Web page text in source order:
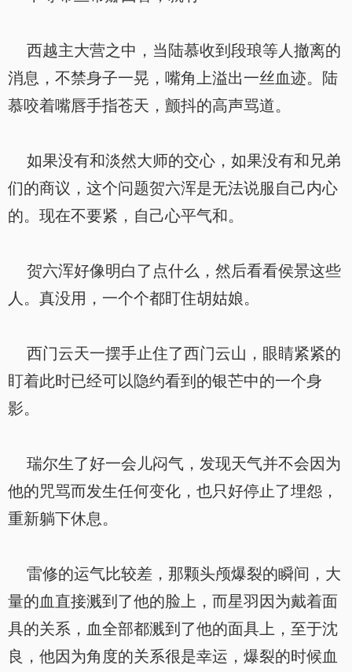
西越主大营之中，当陆慕收到段琅等人撤离的
消息，不禁身子一晃，嘴角上溢出一丝血迹。陆
慕咬着嘴唇手指苍天，颤抖的高声骂道。
如果没有和淡然大师的交心，如果没有和兄弟
们的商议，这个问题贺六浑是无法说服自己内心
的。现在不要紧，自己心平气和。
贺六浑好像明白了点什么，然后看看侯景这些
人。真没用，一个个都盯住胡姑娘。
西门云天一摆手止住了西门云山，眼睛紧紧的
盯着此时已经可以隐约看到的银芒中的一个身
影。
瑞尔生了好一会儿闷气，发现天气并不会因为
他的咒骂而发生任何变化，也只好停止了埋怨，
重新躺下休息。
雷修的运气比较差，那颗头颅爆裂的瞬间，大
量的血直接溅到了他的脸上，而星羽因为戴着面
具的关系，血全部都溅到了他的面具上，至于沈
良，他因为角度的关系很是幸运，爆裂的时候血